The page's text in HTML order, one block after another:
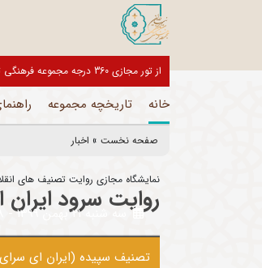
بازدیدکنندگان گرامی، موزه های این
خانه تاریخچه مجموعه
صفحه نخست » اخبار
نمایشگاه مجازی روایت تصنیف های
روایت سرود
سه شنبه 21 بهمن 1399 - 11:08
تصنیف سپیده (ایران ای